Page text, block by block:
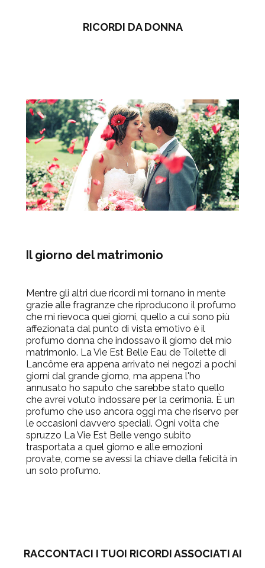
RICORDI DA DONNA
Il giorno del matrimonio
Mentre gli altri due ricordi mi tornano in mente
grazie alle fragranze che riproducono il profumo
che mi rievoca quei giorni, quello a cui sono più
affezionata dal punto di vista emotivo è il
profumo donna che indossavo il giorno del mio
matrimonio. La Vie Est Belle Eau de Toilette di
Lancôme era appena arrivato nei negozi a pochi
giorni dal grande giorno, ma appena l'ho
annusato ho saputo che sarebbe stato quello
che avrei voluto indossare per la cerimonia. È un
profumo che uso ancora oggi ma che riservo per
le occasioni davvero speciali. Ogni volta che
spruzzo La Vie Est Belle vengo subito
trasportata a quel giorno e alle emozioni
provate, come se avessi la chiave della felicità in
un solo profumo.
RACCONTACI I TUOI RICORDI ASSOCIATI AI